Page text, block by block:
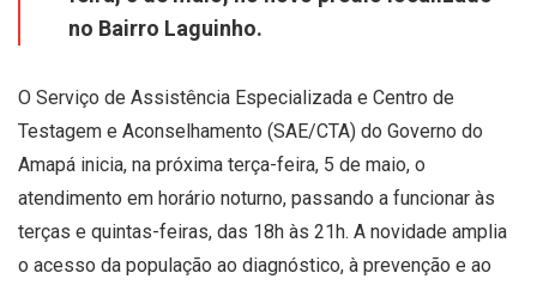
no Bairro Laguinho.
O Serviço de Assistência Especializada e Centro de
Testagem e Aconselhamento (SAE/CTA) do Governo do
Amapá inicia, na próxima terça-feira, 5 de maio, o
atendimento em horário noturno, passando a funcionar às
terças e quintas-feiras, das 18h às 21h. A novidade amplia
o acesso da população ao diagnóstico, à prevenção e ao